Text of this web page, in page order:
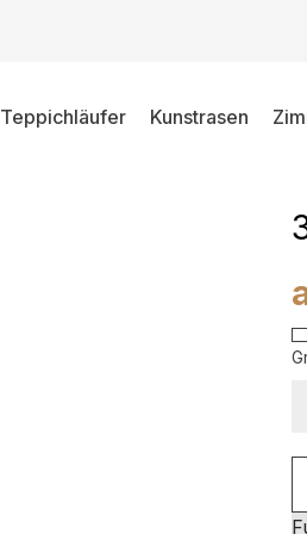
Teppichläufer Kunstrasen